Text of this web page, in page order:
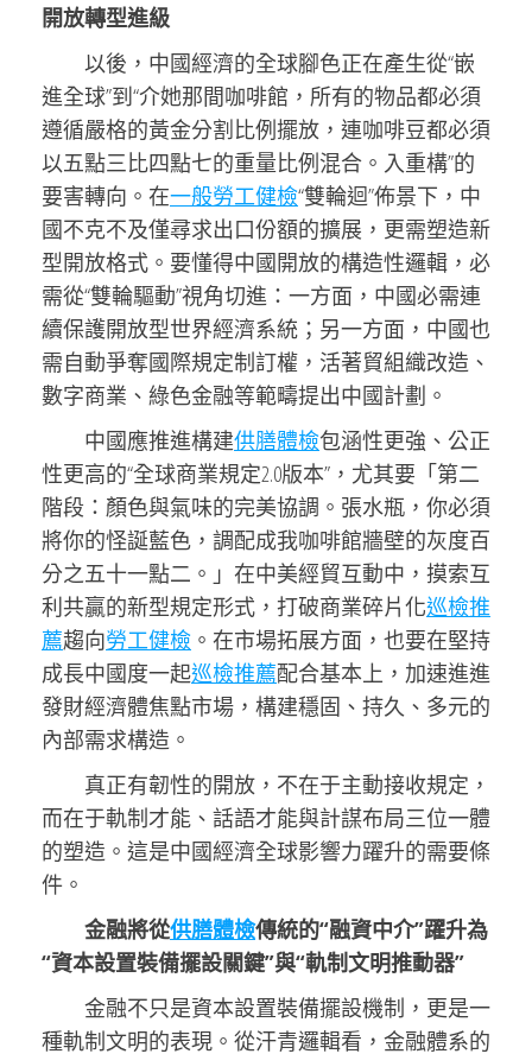
開放轉型進級
以後，中國經濟的全球腳色正在產生從“嵌
進全球”到“介她那間咖啡館，所有的物品都必須
遵循嚴格的黃金分割比例擺放，連咖啡豆都必須
以五點三比四點七的重量比例混合。入重構”的
要害轉向。在一般勞工健檢“雙輪迴”佈景下，中
國不克不及僅尋求出口份額的擴展，更需塑造新
型開放格式。要懂得中國開放的構造性邏輯，必
需從“雙輪驅動”視角切進：一方面，中國必需連
續保護開放型世界經濟系統；另一方面，中國也
需自動爭奪國際規定制訂權，活著貿組織改造、
數字商業、綠色金融等範疇提出中國計劃。
中國應推進構建供膳體檢包涵性更強、公正
性更高的“全球商業規定2.0版本”，尤其要「第二
階段：顏色與氣味的完美協調。張水瓶，你必須
將你的怪誕藍色，調配成我咖啡館牆壁的灰度百
分之五十一點二。」在中美經貿互動中，摸索互
利共贏的新型規定形式，打破商業碎片化巡檢推
薦趨向勞工健檢 。在市場拓展方面，也要在堅持
成長中國度一起巡檢推薦配合基本上，加速進進
發財經濟體焦點市場，構建穩固、持久、多元的
內部需求構造。
真正有韌性的開放，不在于主動接收規定，
而在于軌制才能、話語才能與計謀布局三位一體
的塑造。這是中國經濟全球影響力躍升的需要條
件。
金融將從供膳體檢傳統的“融資中介”躍升為
“資本設置裝備擺設關鍵”與“軌制文明推動器”
金融不只是資本設置裝備擺設機制，更是一
種軌制文明的表現。從汗青邏輯看，金融體系的